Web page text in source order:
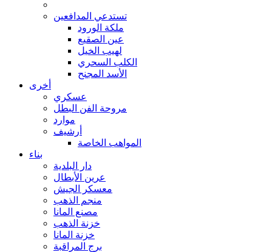
تستدعي المدافعين
ملكة الورود
عين الصقيع
لهيب الخيل
الكلب السحري
الأسد المجنح
أخرى
عسكري
مروحة الفن البطل
موارد
أرشيف
المواهب الخاصة
بناء
دار البلدية
عرين الأبطال
معسكر الجيش
منجم الذهب
مصنع المانا
خزنة الذهب
خزنة المانا
برج المراقبة